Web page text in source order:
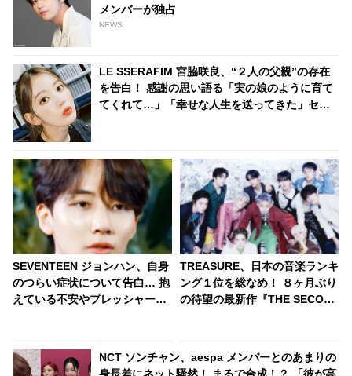
メンバーが独占
NEWS
LE SSERAFIM 宮脇咲良、“２人の父親”の存在
を告白！ 感謝の思い語る「実の娘のように育て
てくれて…」「幸せな人生を送ってきた」セン
SEVENTEEN ジョンハン、自身
のつらい症状について告白… 抱
えている不安やプレッシャー、
直な思いにファン涙
TREASURE、日本の音楽ランキ
ング１位を総なめ！ ８ヶ月ぶり
の待望の最新作『THE SECOND
ら27位までを独占・・ 日本での
NCT ソンチャン、aespa メンバーとのあまりの
身長差にネット騒然！ まるで合成！？ 「彼が高